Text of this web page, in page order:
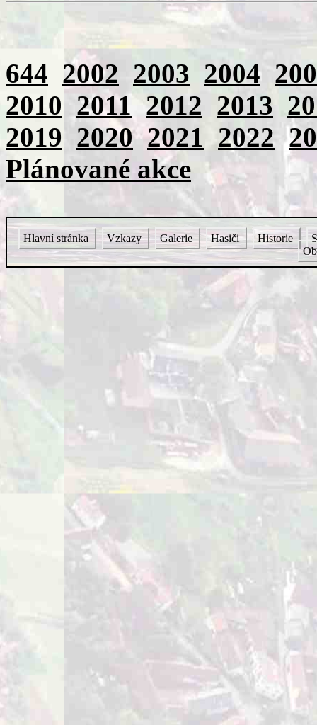
644 2002 2003 2004
2010 2011 2012 2013
2019 2020 2021 2022
Plánované akce
Hlavní stránka Vzkazy Galerie Hasiči Historie